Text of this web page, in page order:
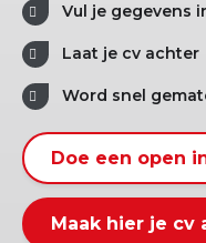
Vul je gegevens
Laat je cv achter
Word snel
Doe een open
Maak hier je cv